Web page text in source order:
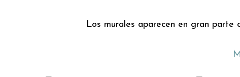
Los murales aparecen en gran parte